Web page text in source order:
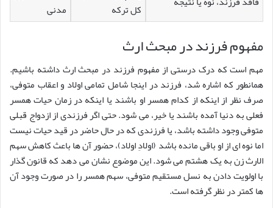
کل ترکه
مدنی
مفهوم فرزند در مبحث ارث
مهم است که درک درستی از مفهوم فرزند در مبحث ارث داشته باشیم.
همانطور که اشاره شد، فرزند در اینجا شامل تمامی اولاد و اعقاب متوفی،
صرف نظر از اینکه از کدام همسر او باشند یا اینکه در زمان حیات همسر
فعلی به دنیا آمده باشند یا خیر، می شود. حتی اگر فرزندی از ازدواج قبلی
متوفی وجود داشته باشد، یا فرزندی که در حال حاضر در قید حیات نیست
اما نوه ای از او باقی مانده باشد (اولادِ اولاد)، حضور آن ها باعث کاهش سهم
الارث زن به یک هشتم می شود. این موضوع نشان می دهد که قانون گذار
با اولویت دادن به نسل مستقیم متوفی، سهم همسر را در صورت وجود آن
ها کمتر در نظر گرفته است.